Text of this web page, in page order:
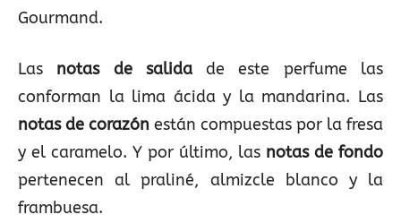
Gourmand.
Las notas de salidade este perfume las
conforman la lima ácida y la mandarina. Las
notas de corazón están compuestas por la fresa
y el caramelo. Y por último, las notas de fondo
pertenecen al praliné, almizcle blanco y la
frambuesa.